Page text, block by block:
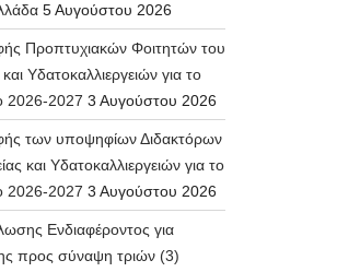
5 Αυγούστου 2026
Προπτυχιακών Φοιτητών του
Υδατοκαλλιεργειών για το
2026-2027 3 Αυγούστου 2026
των υποψηφίων Διδακτόρων
και Υδατοκαλλιεργειών για το
2026-2027 3 Αυγούστου 2026
Ενδιαφέροντος για
προς σύναψη τριών (3)